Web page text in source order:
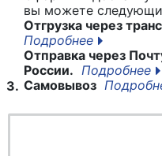
вы можете
Отгрузка через
Подробнее
Отправка через
России. Подробнее
3. Самовывоз